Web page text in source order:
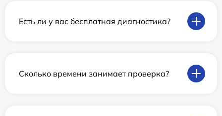
Есть ли у вас бесплатная диагностика?
Сколько времени занимает проверка?